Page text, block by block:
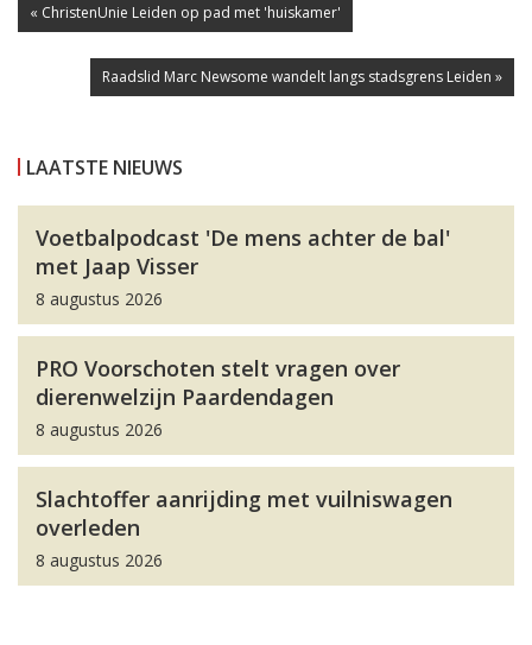
« ChristenUnie Leiden op pad met 'huiskamer'
Raadslid Marc Newsome wandelt langs stadsgrens Leiden »
LAATSTE NIEUWS
Voetbalpodcast 'De mens achter de bal'
met Jaap Visser
8 augustus 2026
PRO Voorschoten stelt vragen over
dierenwelzijn Paardendagen
8 augustus 2026
Slachtoffer aanrijding met vuilniswagen
overleden
8 augustus 2026